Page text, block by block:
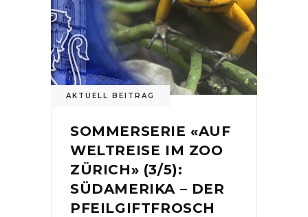
AKTUELL BEITRAG
SOMMERSERIE «AUF
WELTREISE IM ZOO
ZÜRICH» (3/5):
SÜDAMERIKA – DER
PFEILGIFTFROSCH